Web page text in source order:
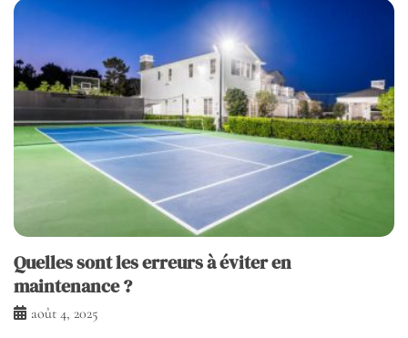
Quelles sont les erreurs à éviter en
maintenance ?
août 4, 2025